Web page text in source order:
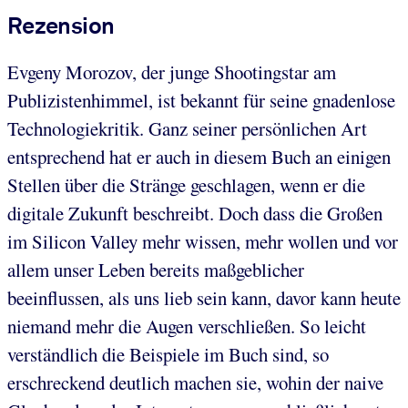
Rezension
Evgeny Morozov, der junge Shootingstar am
Publizistenhimmel, ist bekannt für seine gnadenlose
Technologiekritik. Ganz seiner persönlichen Art
entsprechend hat er auch in diesem Buch an einigen
Stellen über die Stränge geschlagen, wenn er die
digitale Zukunft beschreibt. Doch dass die Großen
im Silicon Valley mehr wissen, mehr wollen und vor
allem unser Leben bereits maßgeblicher
beeinflussen, als uns lieb sein kann, davor kann heute
niemand mehr die Augen verschließen. So leicht
verständlich die Beispiele im Buch sind, so
erschreckend deutlich machen sie, wohin der naive